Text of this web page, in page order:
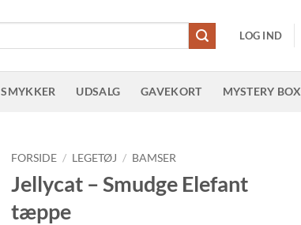
LOG IND
SMYKKER UDSALG GAVEKORT MYSTERY BOX
FORSIDE / LEGETØJ / BAMSER
Jellycat – Smudge Elefant
tæppe